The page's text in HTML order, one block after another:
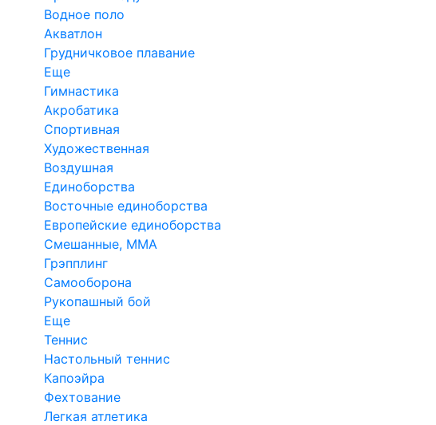
Водное поло
Акватлон
Грудничковое плавание
Еще
Гимнастика
Акробатика
Спортивная
Художественная
Воздушная
Единоборства
Восточные единоборства
Европейские единоборства
Смешанные, ММА
Грэпплинг
Самооборона
Рукопашный бой
Еще
Теннис
Настольный теннис
Капоэйра
Фехтование
Легкая атлетика